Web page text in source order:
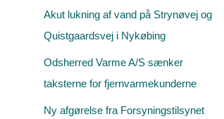
Akut lukning af vand på Strynøvej og
Quistgaardsvej i Nykøbing
Odsherred Varme A/S sænker
taksterne for fjernvarmekunderne
Ny afgørelse fra Forsyningstilsynet